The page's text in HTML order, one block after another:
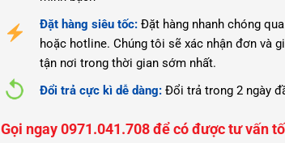
Đặt hàng siêu tốc:Đặt hàng nhanh chóng
hoặc hotline. Chúng tôi sẽ xác nhận đơn và
tận nơi trong thời gian sớm nhất.
Đổi trả cực kì dễ dàng:Đổi trả trong 2 ngày
Gọi ngay 0971.041.708 để có được tư vấn